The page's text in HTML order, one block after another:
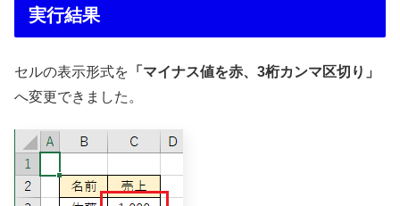
実行結果
セルの表示形式を 「 マイナス値を赤、3桁カンマ区切り 」
へ変更できました。